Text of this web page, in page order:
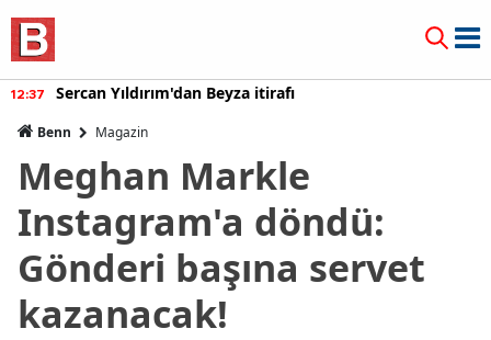
12:37 Sercan Yıldırım'dan Beyza itirafı
Benn Magazin
Meghan Markle
Instagram'a döndü:
Gönderi başına servet
kazanacak!